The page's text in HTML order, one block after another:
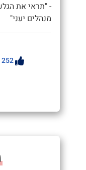
- "תראי את
מנהלים יעני"
252